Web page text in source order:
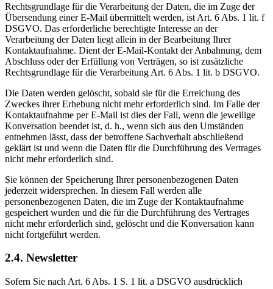
Rechtsgrundlage für die Verarbeitung der Daten, die im Zuge der
Übersendung einer E-Mail übermittelt werden, ist Art. 6 Abs. 1 lit. f
DSGVO. Das erforderliche berechtigte Interesse an der
Verarbeitung der Daten liegt allein in der Bearbeitung Ihrer
Kontaktaufnahme. Dient der E-Mail-Kontakt der Anbahnung, dem
Abschluss oder der Erfüllung von Verträgen, so ist zusätzliche
Rechtsgrundlage für die Verarbeitung Art. 6 Abs. 1 lit. b DSGVO.
Die Daten werden gelöscht, sobald sie für die Erreichung des
Zweckes ihrer Erhebung nicht mehr erforderlich sind. Im Falle der
Kontaktaufnahme per E-Mail ist dies der Fall, wenn die jeweilige
Konversation beendet ist, d. h., wenn sich aus den Umständen
entnehmen lässt, dass der betroffene Sachverhalt abschließend
geklärt ist und wenn die Daten für die Durchführung des Vertrages
nicht mehr erforderlich sind.
Sie können der Speicherung Ihrer personenbezogenen Daten
jederzeit widersprechen. In diesem Fall werden alle
personenbezogenen Daten, die im Zuge der Kontaktaufnahme
gespeichert wurden und die für die Durchführung des Vertrages
nicht mehr erforderlich sind, gelöscht und die Konversation kann
nicht fortgeführt werden.
2.4. Newsletter
Sofern Sie nach Art. 6 Abs. 1 S. 1 lit. a DSGVO ausdrücklich